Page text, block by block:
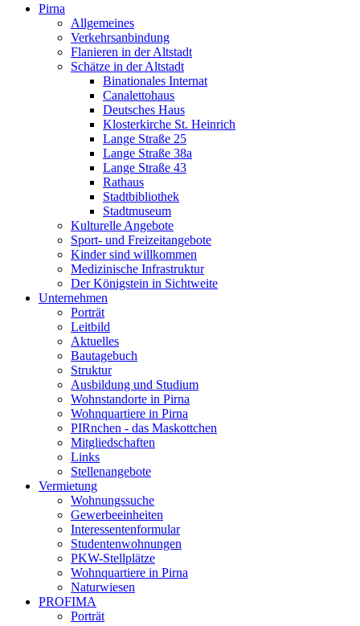
Pirna
Allgemeines
Verkehrsanbindung
Flanieren in der Altstadt
Schätze in der Altstadt
Binationales Internat
Canalettohaus
Deutsches Haus
Klosterkirche St. Heinrich
Lange Straße 25
Lange Straße 38a
Lange Straße 43
Rathaus
Stadtbibliothek
Stadtmuseum
Kulturelle Angebote
Sport- und Freizeitangebote
Kinder sind willkommen
Medizinische Infrastruktur
Der Königstein in Sichtweite
Unternehmen
Porträt
Leitbild
Aktuelles
Bautagebuch
Struktur
Ausbildung und Studium
Wohnstandorte in Pirna
Wohnquartiere in Pirna
PIRnchen - das Maskottchen
Mitgliedschaften
Links
Stellenangebote
Vermietung
Wohnungssuche
Gewerbeeinheiten
Interessentenformular
Studentenwohnungen
PKW-Stellplätze
Wohnquartiere in Pirna
Naturwiesen
PROFIMA
Porträt